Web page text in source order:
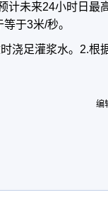
未来24小时日最
于3米/秒。
足灌浆水。2.根
编